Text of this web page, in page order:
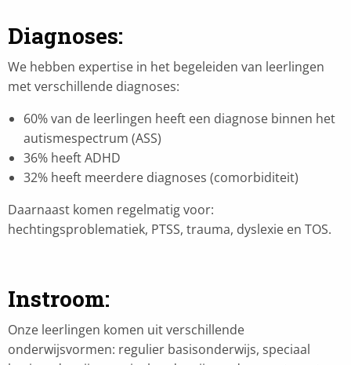
Diagnoses:
We hebben expertise in het begeleiden van leerlingen
met verschillende diagnoses:
60% van de leerlingen heeft een diagnose binnen het
autismespectrum (ASS)
36% heeft ADHD
32% heeft meerdere diagnoses (comorbiditeit)
Daarnaast komen regelmatig voor:
hechtingsproblematiek, PTSS, trauma, dyslexie en TOS.
Instroom:
Onze leerlingen komen uit verschillende
onderwijsvormen: regulier basisonderwijs, speciaal